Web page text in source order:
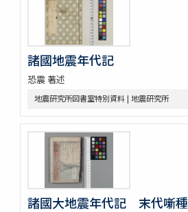
諸國地震年代記
恐震 著述
地震研究所図書室特別資料 | 地震研究所
諸國大地震年代記 末代噺種